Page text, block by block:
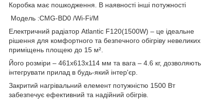
Коробка має пошкодження. В наявності інші потужності
Модель :CMG-BD0 /Wi-Fi/M
Електричний радіатор Atlantic F120(1500W) – це ідеальне
рішення для комфортного та безпечного обігріву невеликих
приміщень площею до 15 м².
Його розміри – 461х613х114 мм та вага – 4.6 кг, дозволяють
інтегрувати прилад в будь-який інтер'єр.
Закритий нагрівальний елемент потужністю 1500 Вт
забезпечує ефективний та надійний обігрів.